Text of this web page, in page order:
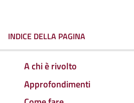
INDICE DELLA PAGINA
A chi è rivolto
Approfondimenti